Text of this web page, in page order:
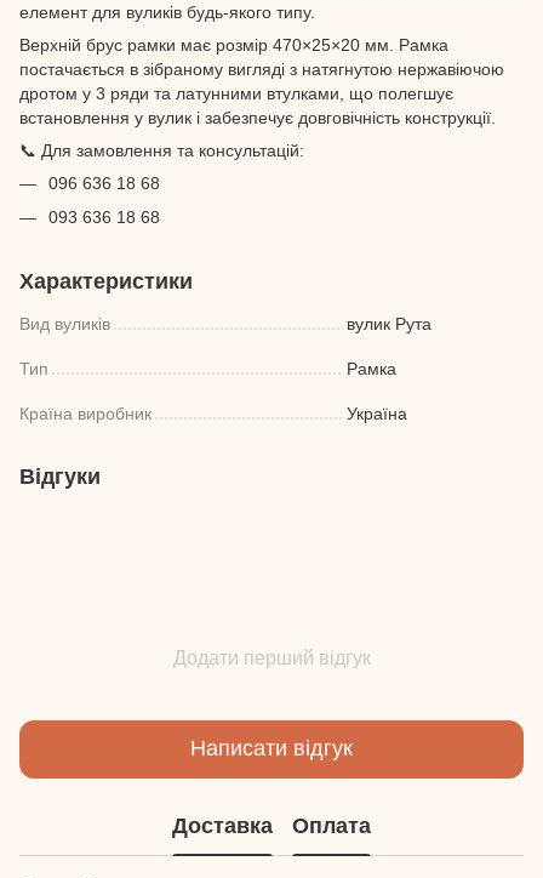
елемент для вуликів будь-якого типу.
Верхній брус рамки має розмір 470×25×20 мм. Рамка
постачається в зібраному вигляді з натягнутою нержавіючою
дротом у 3 ряди та латунними втулками, що полегшує
встановлення у вулик і забезпечує довговічність конструкції.
📞 Для замовлення та консультацій:
096 636 18 68
093 636 18 68
Характеристики
Вид вуликів вулик Рута
Тип Рамка
Країна виробник Україна
Відгуки
Додати перший відгук
Написати відгук
Доставка Оплата